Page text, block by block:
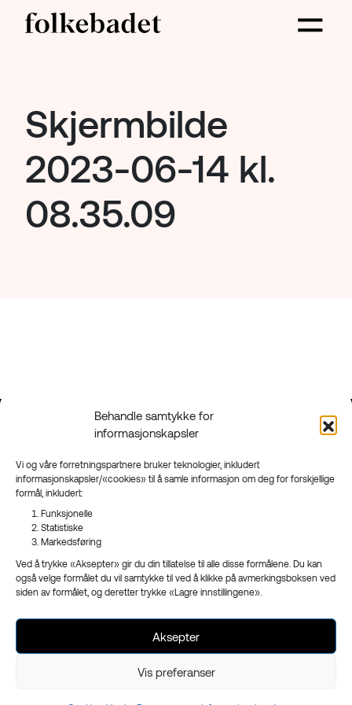
Behandle samtykke for
informasjonskapsler
Vi og våre forretningspartnere bruker teknologier, inkludert
informasjonskapsler/«cookies» til å samle informasjon om deg for forskjellige
formål, inkludert:
Funksjonelle
Statistiske
Markedsføring
Ved å trykke «Aksepter» gir du din tillatelse til alle disse formålene. Du kan
også velge formålet du vil samtykke til ved å klikke på avmerkingsboksen ved
siden av formålet, og deretter trykke «Lagre innstillingene».
Aksepter
Vis preferanser
Skjermbilde
2023-06-14 kl.
08.35.09
90 95 95 41
Send mail
Floodmyrvegen 23,
3946 Porsgrunn
Sandefjord
Ringveien 206,
3223 Sandefjord
Facebook
Instagram
Nyhetsbrev
Org.nr 970 989 439